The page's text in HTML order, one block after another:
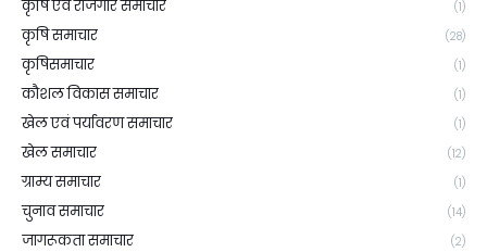
कृषि एवं रोजगार समाचार (1)
कृषि समाचार (28)
कृषिसमाचार (1)
कौशल विकास समाचार (1)
खेल एवं पर्यावरण समाचार (1)
खेल समाचार (12)
ग्राम्य समाचार (1)
चुनाव समाचार (14)
जागरूकता समाचार (2)